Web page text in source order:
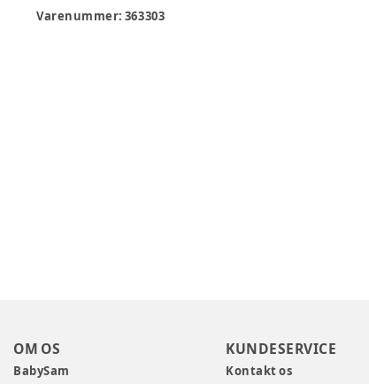
Varenummer: 363303
OM OS
BabySam
KUNDESERVICE
Kontakt os